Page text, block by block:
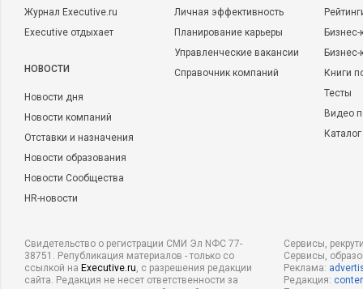
Журнал Executive.ru
Executive отдыхает
НОВОСТИ
Новости дня
Новости компаний
Отставки и назначения
Новости образования
Новости Сообщества
HR-новости
Личная эффективность
Планирование карьеры
Управленческие вакансии
Справочник компаний
Бизнес-
Книги
Тесты
Видео
Свидетельство о регистрации СМИ Эл NФС 77-
38751. Републикация материалов - только со
ссылкой на Executive.ru, с разрешения редакции
сайта. Редакция не несет ответственности за
Сервисы,
Сервисы,
Реклама:
Редакция: